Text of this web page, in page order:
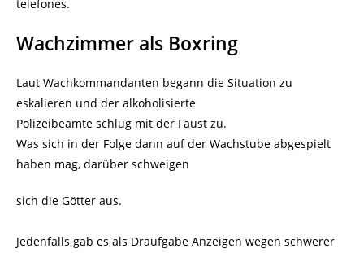
telefones.
Wachzimmer als Boxring
Laut Wachkommandanten begann die Situation zu
eskalieren und der alkoholisierte
Polizeibeamte schlug mit der Faust zu.
Was sich in der Folge dann auf der Wachstube abgespielt
haben mag, darüber schweigen
sich die Götter aus.
Jedenfalls gab es als Draufgabe Anzeigen wegen schwerer